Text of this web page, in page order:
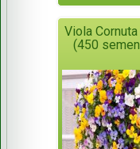
Viola
(450